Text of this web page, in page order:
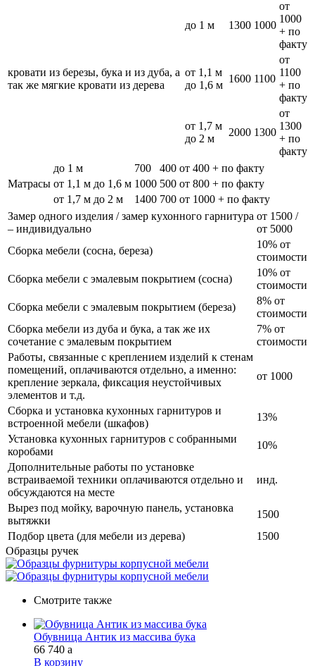
кровати из березы, бука и из дуба, а
так же мягкие кровати из дерева
до 1 м 1300 1000
от
1000
+ по
факту
от 1,1 м
до 1,6 м
1600 1100
от
1100
+ по
факту
от 1,7 м
до 2 м
2000 1300
от
1300
+ по
факту
Матрасы
до 1 м 700 400 от 400 + по факту
от 1,1 м до 1,6 м 1000 500 от 800 + по факту
от 1,7 м до 2 м
1400 700 от 1000 + по факту
Замер одного изделия / замер кухонного гарнитура
– индивидуально
от 1500 /
от 5000
Сборка мебели (сосна, береза)
10% от
стоимости
Сборка мебели с эмалевым покрытием (сосна)
10% от
стоимости
Сборка мебели с эмалевым покрытием (береза)
8% от
стоимости
Сборка мебели из дуба и бука, а так же их
сочетание с эмалевым покрытием
7% от
стоимости
Работы, связанные с креплением изделий к стенам
помещений, оплачиваются отдельно, а именно:
крепление зеркала, фиксация неустойчивых
элементов и т.д.
от 1000
Сборка и установка кухонных гарнитуров и
встроенной мебели (шкафов)
13%
Установка кухонных гарнитуров с собранными
коробами
10%
Дополнительные работы по установке
встраиваемой техники оплачиваются отдельно и
обсуждаются на месте
инд.
Вырез под мойку, варочную панель, установка
вытяжки
1500
Подбор цвета (для мебели из дерева)
1500
Образцы ручек
Смотрите также
Обувница Антик из массива бука
66 740 a
В корзину